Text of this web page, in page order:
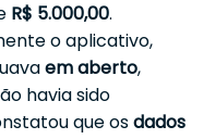
R$ 5.000,00.
o aplicativo,
em aberto,
havia sido
que osdados